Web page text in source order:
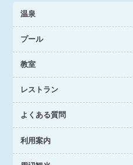
温泉
プール
教室
レストラン
よくある質問
利用案内